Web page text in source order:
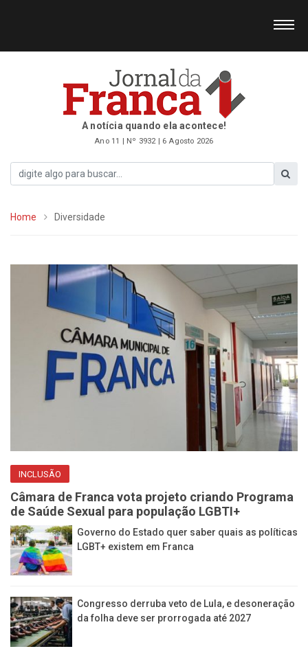
A notícia quando ela acontece!
Ano 11 | Nº 3932 | 6 Agosto 2026
Home Diversidade
INCLUSÃO
Câmara de Franca vota projeto criando Programa
de Saúde Sexual para população LGBTI+
Governo do Estado quer saber quais as políticas
LGBT+ existem em Franca
Congresso derruba veto de Lula, e desoneração
da folha deve ser prorrogada até 2027